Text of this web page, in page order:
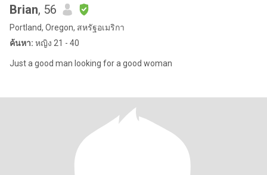
Brian, 56
Portland, Oregon, สหรัฐอเมริกา
ค้นหา: หญิง 21 - 40
Just a good man looking for a good woman